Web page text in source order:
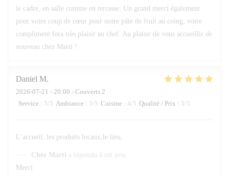
le cadre, en salle comme en terrasse. Un grand merci également
pour votre coup de cœur pour notre pâte de fruit au coing, votre
compliment fera très plaisir au chef. Au plaisir de vous accueillir de
nouveau chez Marti !
Daniel M
2026-07-21 - 20:00 - Couverts 2
Service : 5/5 Ambiance : 5/5 Cuisine : 4/5 Qualité / Prix : 5/5
L’accueil, les produits locaux,le lieu,
Chez Marti a répondu à cet avis
Merci